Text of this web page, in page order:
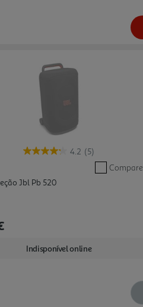
4.2 (5)
Compare
Jbl Pb 520
Indisponível online